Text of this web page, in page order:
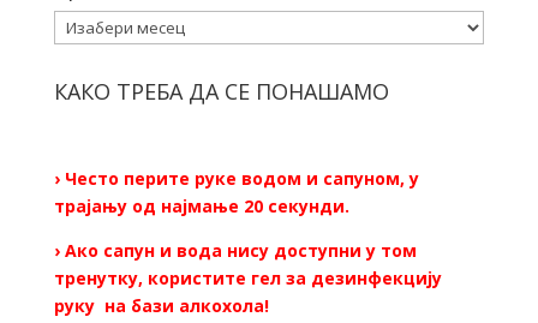
Архиве
КАКО ТРЕБА ДА СЕ ПОНАШАМО
› Често перите руке водом и сапуном, у
трајању од најмање 20 секунди.
› Ако сапун и вода нису доступни у том
тренутку, користите гел за дезинфекцију
руку на бази алкохола!